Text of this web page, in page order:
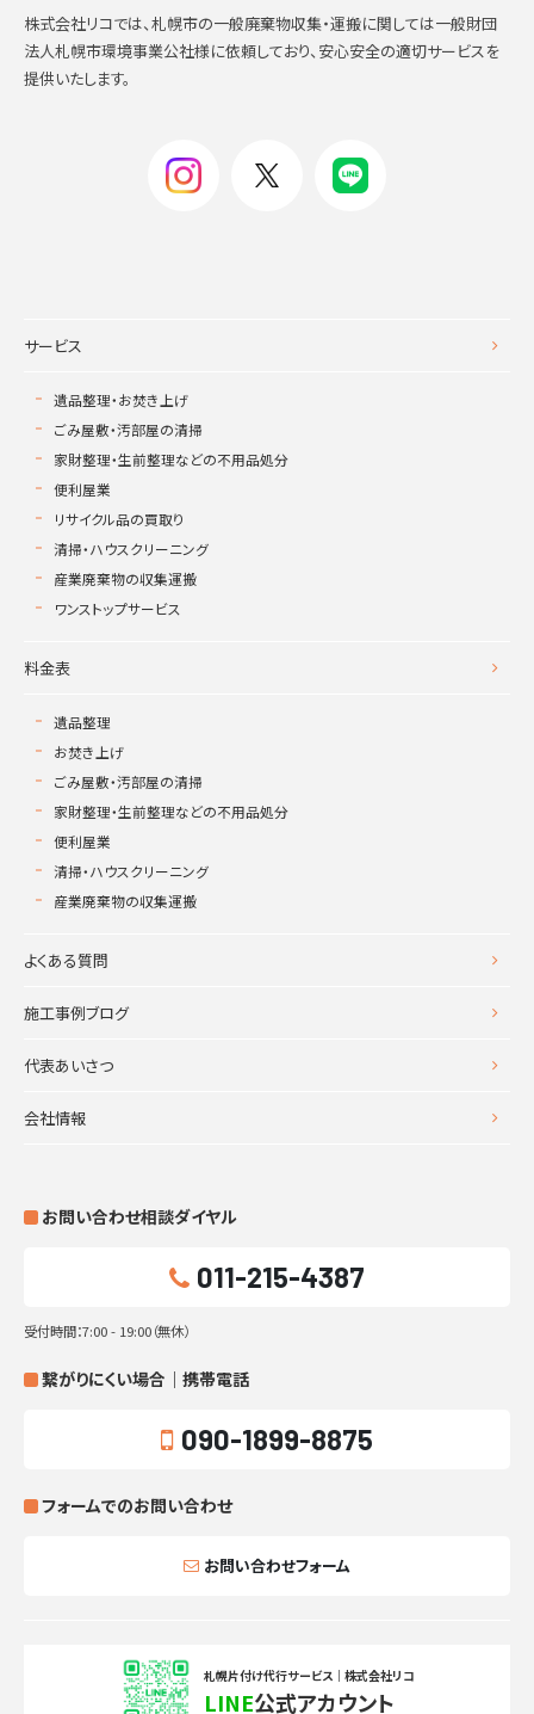
株式会社リコでは、札幌市の一般廃棄物収集・運搬に関しては一般財団
法人札幌市環境事業公社様に依頼しており、安心安全の適切サービスを
提供いたします。
サービス
遺品整理・お焚き上げ
ごみ屋敷・汚部屋の清掃
家財整理・生前整理などの不用品処分
便利屋業
リサイクル品の買取り
清掃・ハウスクリーニング
産業廃棄物の収集運搬
ワンストップサービス
料金表
遺品整理
お焚き上げ
ごみ屋敷・汚部屋の清掃
家財整理・生前整理などの不用品処分
便利屋業
清掃・ハウスクリーニング
産業廃棄物の収集運搬
よくある質問
施工事例ブログ
代表あいさつ
会社情報
お問い合わせ相談ダイヤル
011-215-4387
受付時間：7:00 - 19:00（無休）
繋がりにくい場合｜携帯電話
090-1899-8875
フォームでのお問い合わせ
お問い合わせフォーム
札幌片付け代行サービス｜株式会社リコ
LINE公式アカウント